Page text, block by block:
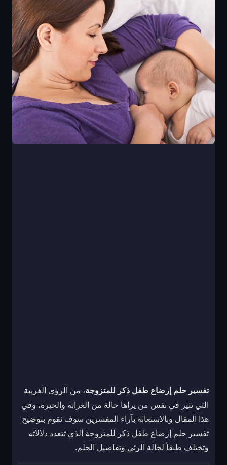
تفسير حلم إرضاع طفل ذكر للمتزوجة، من الرؤى الغريبة
التي تثير في نفس من يراها حالة من الغرابة والحيرة، وفي
هذا المقال وبالاستعانة بآراء المفسرين سوف نقوم بتوضيح
تفسير حلم إرضاع طفل ذكر للمتزوجة الذي تتعدد دلالاته
وتختلف طبقاً لحالة الرئي وتفاصيل الحلم.